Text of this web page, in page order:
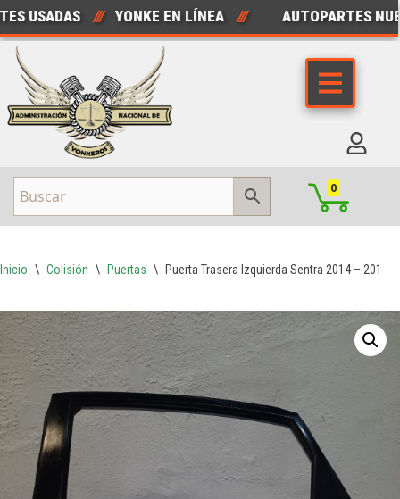
Saltar
al
contenido
USADAS /// YONKE EN LÍNEA /// AUTOPARTES
0
Inicio \ Colisión \ Puertas \ Puerta Trasera Izquierda Sentra 2014 – 2019